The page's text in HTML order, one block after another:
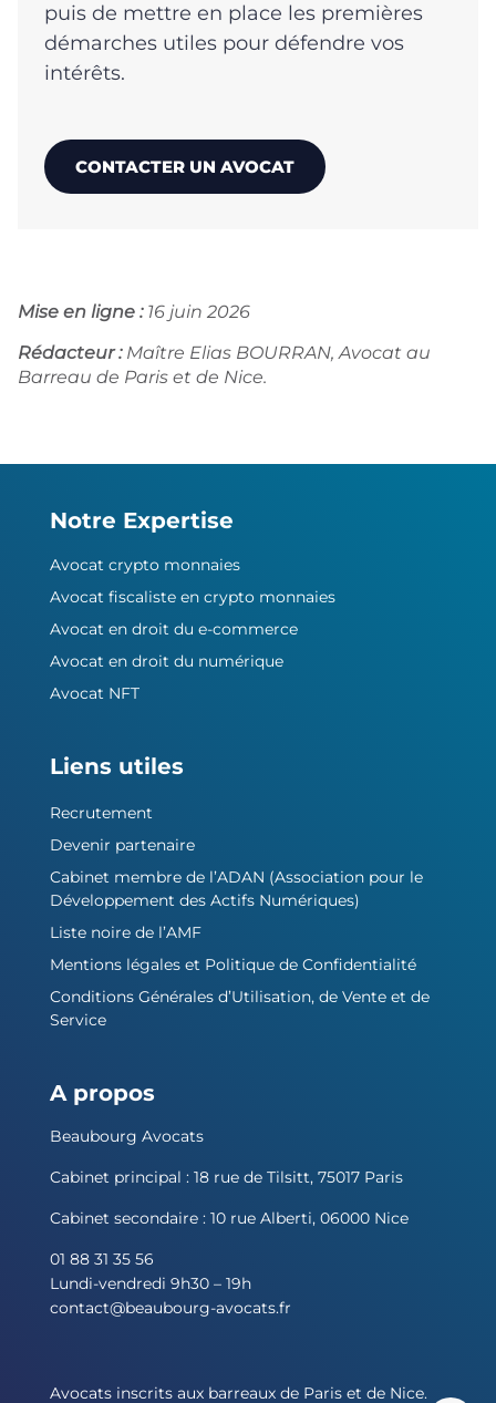
puis de mettre en place les premières
démarches utiles pour défendre vos
intérêts.
CONTACTER UN AVOCAT
Mise en ligne :16 juin 2026
Rédacteur :Maître Elias BOURRAN, Avocat au
Barreau de Paris et de Nice.
Notre Expertise
Avocat crypto monnaies
Avocat fiscaliste en crypto monnaies
Avocat en droit du e-commerce
Avocat en droit du numérique
Avocat NFT
Liens utiles
Recrutement
Devenir partenaire
Cabinet membre de l’ADAN (Association pour le
Développement des Actifs Numériques)
Liste noire de l’AMF
Mentions légales et Politique de Confidentialité
Conditions Générales d’Utilisation, de Vente et de
Service
A propos
Beaubourg Avocats
Cabinet principal : 18 rue de Tilsitt, 75017 Paris
Cabinet secondaire : 10 rue Alberti, 06000 Nice
01 88 31 35 56
Lundi-vendredi 9h30 – 19h
contact@beaubourg-avocats.fr
Avocats inscrits aux barreaux de Paris et de Nice.